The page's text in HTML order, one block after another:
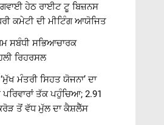
ਹੇਠ ਰਾਈਟ ਟੂ ਬਿਜ਼ਨਸ
ਕਮੇਟੀ ਦੀ ਮੀਟਿੰਗ ਆਯੋਜਿਤ
ਸਬੰਧੀ ਸਭਿਆਚਾਰਕ
ਰਿਹਰਸਲ
ਮੰਤਰੀ ਸਿਹਤ ਯੋਜਨਾ’ ਦਾ
ਤੱਕ ਪਹੁੰਚਿਆ; 2.91
ਤੋਂ ਵੱਧ ਮੁੱਲ ਦਾ ਕੈਸ਼ਲੈੱਸ